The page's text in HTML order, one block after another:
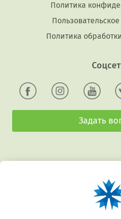
Политика
Политика
Задать